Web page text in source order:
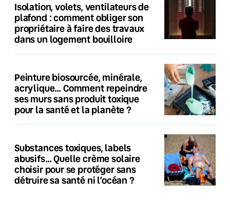
Isolation, volets, ventilateurs de
plafond : comment obliger son
propriétaire à faire des travaux
dans un logement bouilloire
Peinture biosourcée, minérale,
acrylique… Comment repeindre
ses murs sans produit toxique
pour la santé et la planète ?
Substances toxiques, labels
abusifs… Quelle crème solaire
choisir pour se protéger sans
détruire sa santé ni l’océan ?